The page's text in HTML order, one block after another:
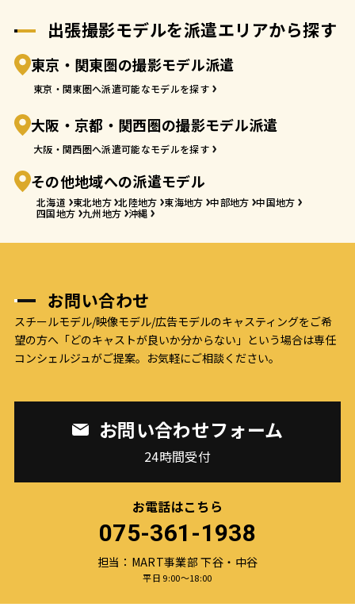
出張撮影モデルを派遣エリアから探す
東京・関東圏の撮影モデル派遣
東京・関東圏へ派遣可能なモデルを探す
大阪・京都・関西圏の撮影モデル派遣
大阪・関西圏へ派遣可能なモデルを探す
その他地域への派遣モデル
北海道 東北地方 北陸地方 東海地方 中部地方 中国地方
四国地方 九州地方 沖縄
お問い合わせ
スチールモデル/映像モデル/広告モデルのキャスティングをご希
望の方へ「どのキャストが良いか分からない」という場合は専任
コンシェルジュがご提案。お気軽にご相談ください。
お問い合わせフォーム
24時間受付
お電話はこちら
075-361-1938
担当：MART事業部 下谷・中谷
平日 9:00〜18:00